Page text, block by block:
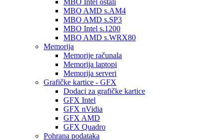
MBO Intel ostali
MBO AMD s.AM4
MBO AMD s.SP3
MBO Intel s.1200
MBO AMD s.WRX80
Memorija
Memorije računala
Memorija laptopi
Memorija serveri
Grafičke kartice - GFX
Dodaci za grafičke kartice
GFX Intel
GFX nVidia
GFX AMD
GFX Quadro
Pohrana podataka